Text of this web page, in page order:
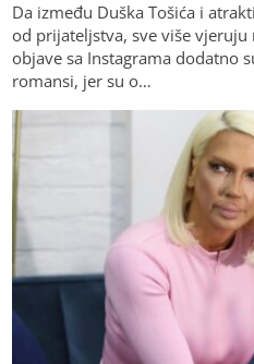
Da između Duška Tošića i
od prijateljstva, sve više
objave sa Instagrama dodatno
romansi, jer su o…